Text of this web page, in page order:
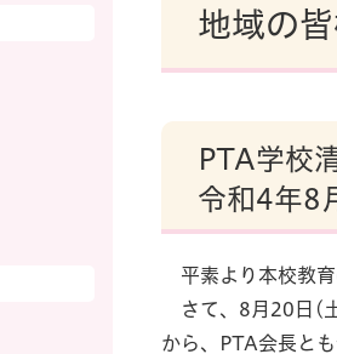
地域の
PTA学校
令和4年8
平素より本校教育
さて、8月20日(土
から、PTA会長とも